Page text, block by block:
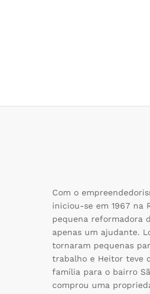
Com o
iniciou-se em 1967 na
pequena reformadora
apenas um ajudante.
tornaram pequenas
trabalho e Heitor teve
família para o bairro
comprou uma